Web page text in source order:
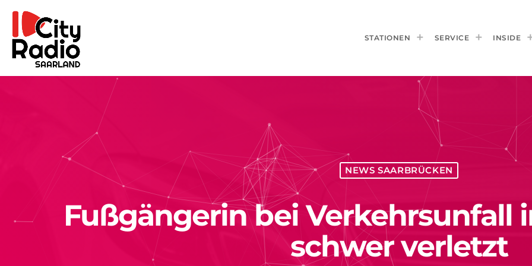
STATIONEN SERVICE INSIDE
NEWS SAARBRÜCKEN
Fußgängerin bei Verkehrsunfall
schwer verletzt